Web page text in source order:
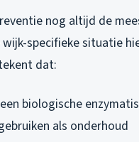
nog altijd de
wijk-specifieke situatie
dat:
biologische
als onderhoud